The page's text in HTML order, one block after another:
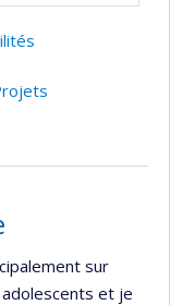
sur
et je